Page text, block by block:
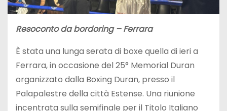
Resoconto da bordoring – Ferrara
È stata una lunga serata di boxe quella di ieri a
Ferrara, in occasione del 25° Memorial Duran
organizzato dalla Boxing Duran, presso il
Palapalestre della città Estense. Una riunione
incentrata sulla semifinale per il Titolo Italiano